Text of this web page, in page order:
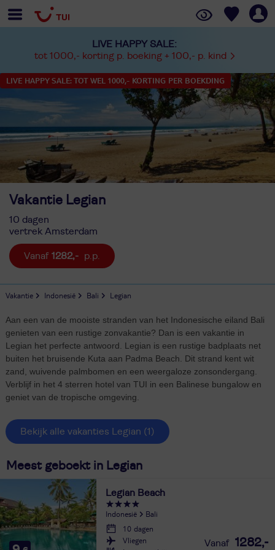
LIVE HAPPY SALE:
tot 1000,- korting p. boeking + 100,- p. kind
LIVE HAPPY SALE: TOT WEL 1000,- KORTING PER BOEKDING
Vakantie Legian
10 dagen
vertrek Amsterdam
1282,-
Vakantie Indonesië Bali Legian
Aan een van de mooiste stranden van het Indonesische eiland Bali
genieten van een rustige zonvakantie? Dan is een vakantie in
Legian het perfecte antwoord. Legian is een rustige badplaats net
buiten het bruisende Kuta aan Padma Beach. Dit strand kent wit
zand, wuivende palmbomen en een weergaloze zonsondergang.
Verblijf in het 4 sterren hotel van TUI in een Balinese bungalow en
geniet van de tropische omgeving.
Bekijk alle vakanties Legian (1)
Meest geboekt in Legian
Legian Beach
Indonesië
Bali
10 dagen
Vliegen
1282,-